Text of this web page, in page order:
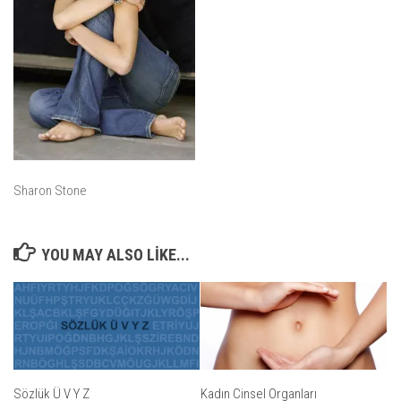
Sharon Stone
YOU MAY ALSO LIKE...
Sözlük Ü V Y Z Kadın Cinsel Organları